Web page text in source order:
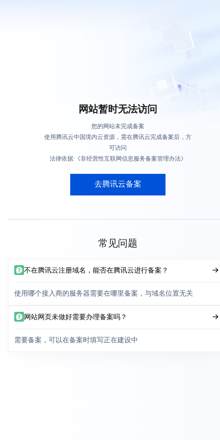
网站暂时无法访问
您的网站未完成备案
使用腾讯云中国境内云资源，需在腾讯云完成备案后，方
可访问
法律依据:《非经营性互联网信息服务备案管理办法》
去腾讯云备案
常见问题
不在腾讯云注册域名，能否在腾讯云进行备案？
使用哪个接入商的服务器需要在哪里备案，与域名位置无关
网站网页未做好需要办理备案吗？
需要备案，可以在备案时填写正在建设中